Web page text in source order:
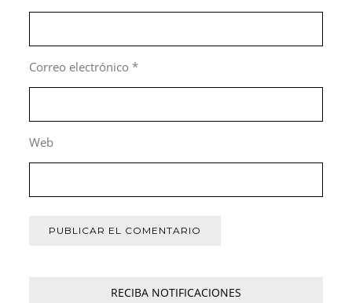
Correo electrónico*
Web
RECIBA NOTIFICACIONES